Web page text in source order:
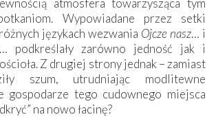
Wypowiadane przez setki
językach wezwania Ojcze nasz… i
… podkreślały zarówno jedność jak i
Z drugiej strony jednak – zamiast
szum, utrudniając modlitewne
gospodarze tego cudownego miejsca
na nowo łacinę?